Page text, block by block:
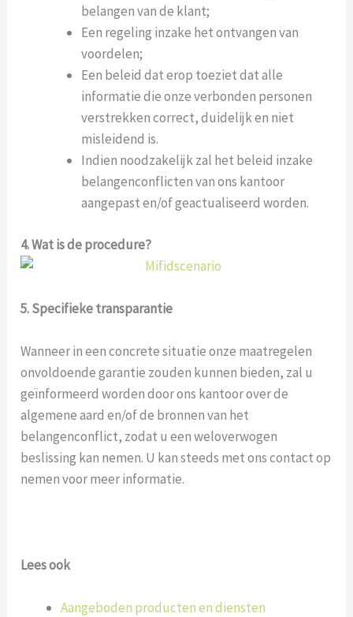
belangen van de klant;
Een regeling inzake het ontvangen van
voordelen;
Een beleid dat erop toeziet dat alle
informatie die onze verbonden personen
verstrekken correct, duidelijk en niet
misleidend is.
Indien noodzakelijk zal het beleid inzake
belangenconflicten van ons kantoor
aangepast en/of geactualiseerd worden.
4. Wat is de procedure?
5. Specifieke transparantie
Wanneer in een concrete situatie onze maatregelen
onvoldoende garantie zouden kunnen bieden, zal u
geïnformeerd worden door ons kantoor over de
algemene aard en/of de bronnen van het
belangenconflict, zodat u een weloverwogen
beslissing kan nemen. U kan steeds met ons contact op
nemen voor meer informatie.
Lees ook
Aangeboden producten en diensten